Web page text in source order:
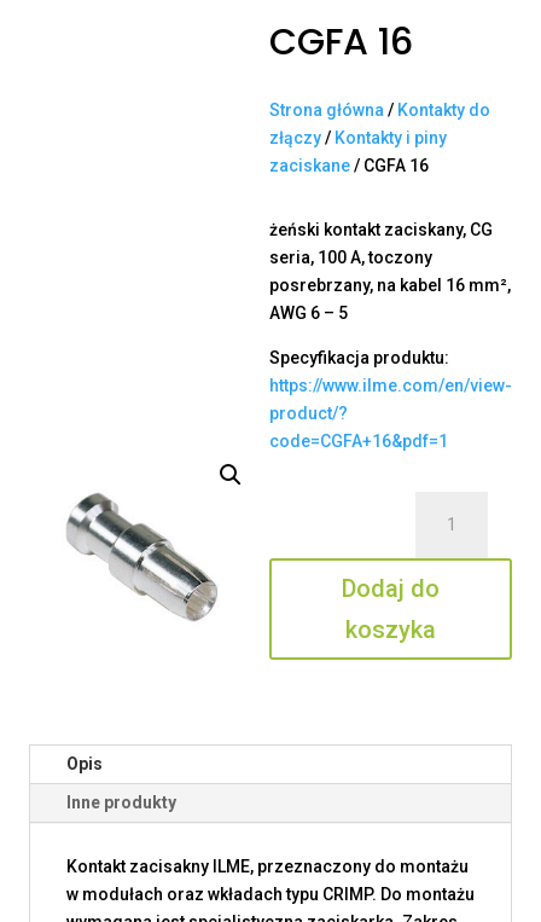
CGFA 16
Strona główna / Kontakty do
złączy/ Kontakty i piny
zaciskane/ CGFA 16
żeński kontakt zaciskany, CG
seria, 100 A, toczony
posrebrzany, na kabel 16 mm²,
AWG 6 – 5
Specyfikacja produktu:
https://www.ilme.com/en/view-
product/?
code=CGFA+16&pdf=1
CGFA
16
Dodaj do
koszyka
Opis
Inne produkty
Kontakt zacisakny ILME, przeznaczony do montażu
w modułach oraz wkładach typu CRIMP. Do montażu